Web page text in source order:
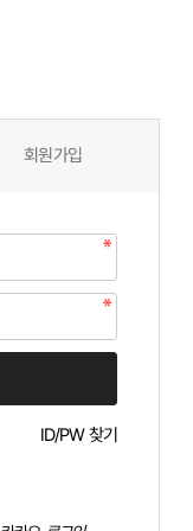
회원가입
ID/PW 찾기